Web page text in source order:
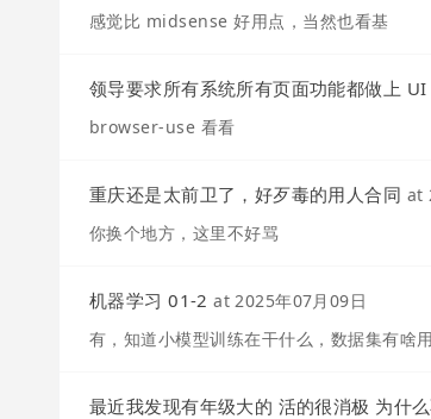
感觉比 midsense 好用点，当然也看基
领导要求所有系统所有页面功能都做上
browser-use 看看
重庆还是太前卫了，好歹毒的用人合同 at
你换个地方，这里不好骂
机器学习 01-2 at2025年07月09日
有，知道小模型训练在干什么，数据集有啥用
最近我发现有年级大的 活的很消极 为什